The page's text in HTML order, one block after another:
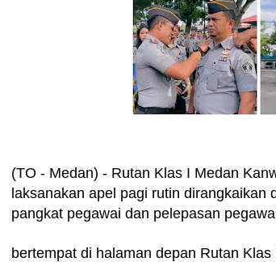
(TO - Medan) - Rutan Klas I Medan
laksanakan apel pagi rutin dirangkaikan
pangkat pegawai dan pelepasan
bertempat di halaman depan Rutan